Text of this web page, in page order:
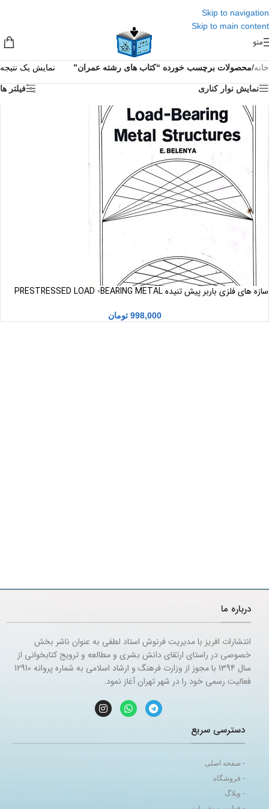
Skip to navigation
Skip to main content
منو
خانه/محصولات برچسب خورده “کتاب های رشته عمران” نمایش یک نتیجه
نمایش نوار کناری فیلتر ها
سازه های فلزی باربر پیش تنیده PRESTRESSED LOAD -BEARING METAL
998,000 تومان
درباره ما
انتشارات افریز با مدیریت فرنوش استاد لطفی به عنوان ناشر بخش
خصوصی در راستای ارتقای دانش بشری و مطالعه و ترویج کتابخوانی از
سال 1394 با مجوز از وزارت فرهنگ و ارشاد اسلامی به شماره پروانه 12910
فعالیت رسمی خود را در شهر تهران آغاز نمود.
دسترسی سریع
- صفحه اصلی
- فروشگاه
- وبلاگ